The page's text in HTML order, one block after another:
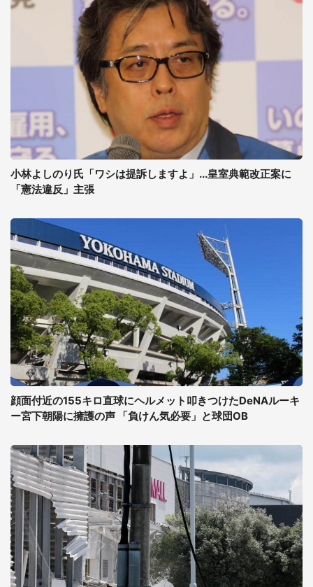
小林よしのり氏「ワシは提訴しますよ」...皇室典範改正案に
「憲法違反」主張
顔面付近の155キロ直球にヘルメット叩きつけたDeNAルーキ
ー宮下朝陽に擁護の声 「負けん気必要」と球団OB